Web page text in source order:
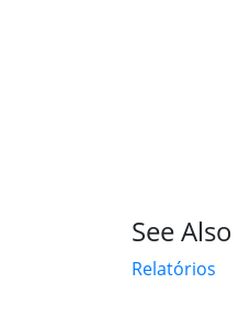
See Also
Relatórios